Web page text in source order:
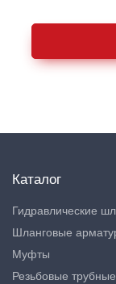
Каталог
Гидравлические
Шланговые
Муфты
Резьбовые